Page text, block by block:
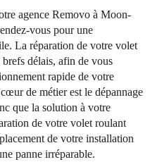
agence Removo à Moon-
vous pour une
La réparation de votre volet
délais, afin de vous
rapide de votre
de métier est le dépannage
que la solution à votre
de votre volet roulant
de votre installation
panne irréparable.